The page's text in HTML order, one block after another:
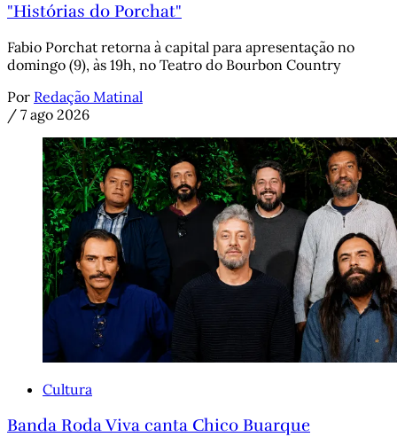
"Histórias do Porchat"
Fabio Porchat retorna à capital para apresentação no
domingo (9), às 19h, no Teatro do Bourbon Country
Por Redação Matinal
/ 7 ago 2026
Cultura
Banda Roda Viva canta Chico Buarque